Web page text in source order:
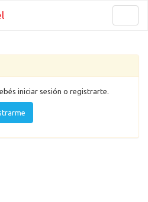
iniciar sesión o registrarte.